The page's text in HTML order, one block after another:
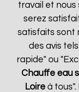
travail et nous
serez
satisfaits sont
des avis
rapide" ou
Chauffe eau
Loire à